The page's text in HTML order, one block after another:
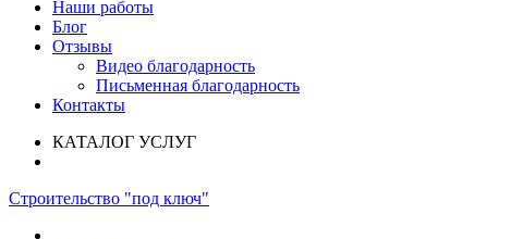
Наши работы
Блог
Отзывы
Видео благодарность
Письменная благодарность
Контакты
КАТАЛОГ УСЛУГ
Строительство "под ключ"